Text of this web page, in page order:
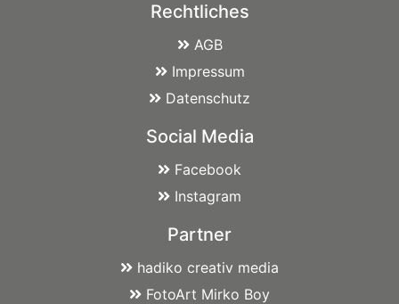
Rechtliches
AGB
Impressum
Datenschutz
Social Media
Facebook
Instagram
Partner
hadiko creativ media
FotoArt Mirko Boy